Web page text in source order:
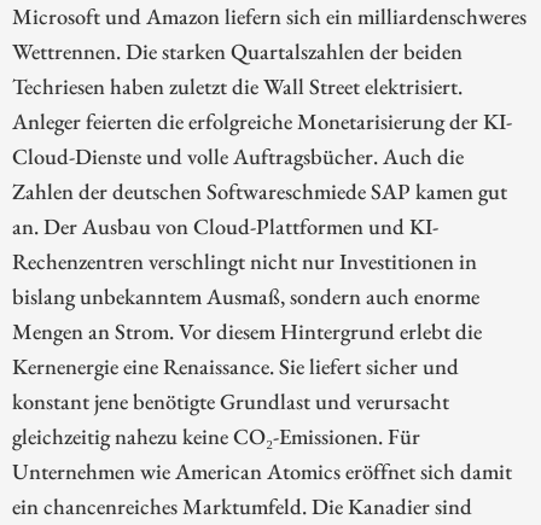
Microsoft und Amazon liefern sich ein milliardenschweres
Wettrennen. Die starken Quartalszahlen der beiden
Techriesen haben zuletzt die Wall Street elektrisiert.
Anleger feierten die erfolgreiche Monetarisierung der KI-
Cloud-Dienste und volle Auftragsbücher. Auch die
Zahlen der deutschen Softwareschmiede SAP kamen gut
an. Der Ausbau von Cloud-Plattformen und KI-
Rechenzentren verschlingt nicht nur Investitionen in
bislang unbekanntem Ausmaß, sondern auch enorme
Mengen an Strom. Vor diesem Hintergrund erlebt die
Kernenergie eine Renaissance. Sie liefert sicher und
konstant jene benötigte Grundlast und verursacht
gleichzeitig nahezu keine CO₂-Emissionen. Für
Unternehmen wie American Atomics eröffnet sich damit
ein chancenreiches Marktumfeld. Die Kanadier sind